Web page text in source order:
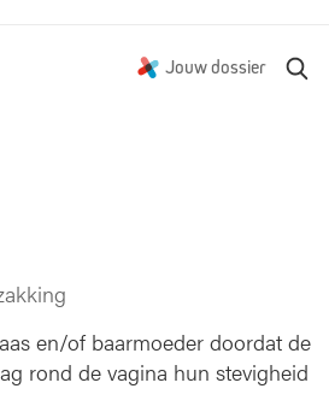
Jouw dossier
en/of baarmoeder doordat de
rond de vagina hun stevigheid